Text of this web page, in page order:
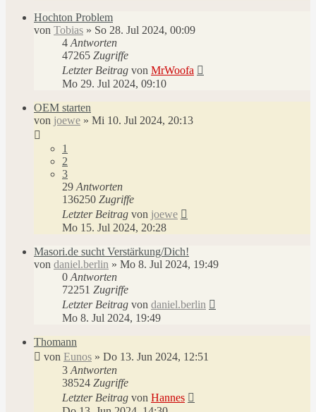
Hochton Problem
von Tobias » So 28. Jul 2024, 00:09
4 Antworten
47265 Zugriffe
Letzter Beitrag von MrWoofa
Mo 29. Jul 2024, 09:10
OEM starten
von joewe » Mi 10. Jul 2024, 20:13
1
2
3
29 Antworten
136250 Zugriffe
Letzter Beitrag von joewe
Mo 15. Jul 2024, 20:28
Masori.de sucht Verstärkung/Dich!
von daniel.berlin » Mo 8. Jul 2024, 19:49
0 Antworten
72251 Zugriffe
Letzter Beitrag von daniel.berlin
Mo 8. Jul 2024, 19:49
Thomann
von Eunos » Do 13. Jun 2024, 12:51
3 Antworten
38524 Zugriffe
Letzter Beitrag von Hannes